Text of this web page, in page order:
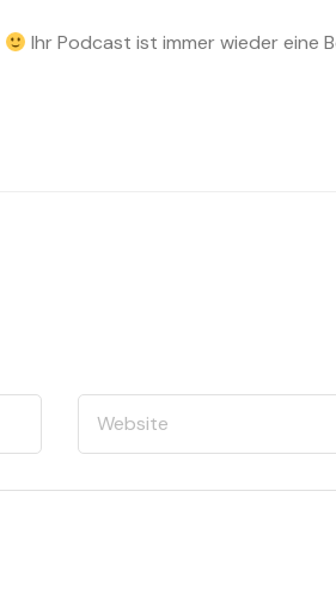
Ihr Podcast ist immer wieder eine